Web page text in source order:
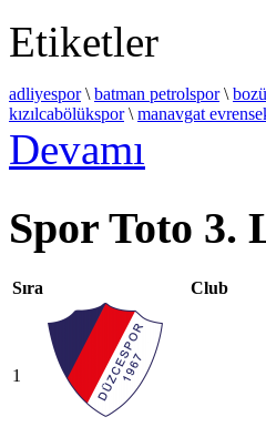
Etiketler
adliyespor\ batman petrolspor\
kızılcabölükspor\ manavgat
Devamı
Spor Toto 3.
Sıra Club
1